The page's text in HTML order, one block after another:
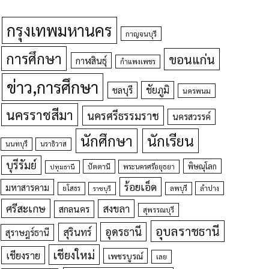
กรุงเทพมหานคร กาญจนบุรี
การศึกษา กาฬสินธุ์ กำแพงเพชร ขอนแก่น
ข่าว,การศึกษา ชลบุรี ชัยภูมิ นครพนม
นครราชสีมา นครศรีธรรมราช นครสวรรค์
นนทบุรี นราธิวาส นักศึกษา นักเรียน
บุรีรัมย์ ปทุมธานี ปัตตานี พระนครศรีอยุธยา พิษณุโลก
มหาสารคาม ยโสธร ราชบุรี ร้อยเอ็ด ลพบุรี ลำปาง
ศรีสะเกษ สกลนคร สงขลา สุพรรณบุรี
สุราษฎร์ธานี สุรินทร์ อุดรธานี อุบลราชธานี
เชียงราย เชียงใหม่ เพชรบูรณ์ เลย